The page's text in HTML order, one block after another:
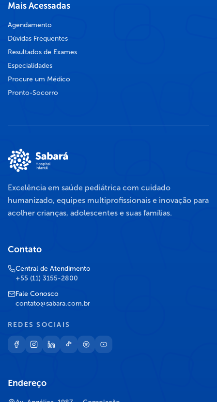
Mais Acessadas
Agendamento
Dúvidas Frequentes
Resultados de Exames
Especialidades
Procure um Médico
Pronto-Socorro
Excelência em saúde pediátrica com cuidado
humanizado, equipes multiprofissionais e inovação para
acolher crianças, adolescentes e suas famílias.
Contato
Central de Atendimento
+55 (11) 3155-2800
Fale Conosco
contato@sabara.com.br
REDES SOCIAIS
Endereço